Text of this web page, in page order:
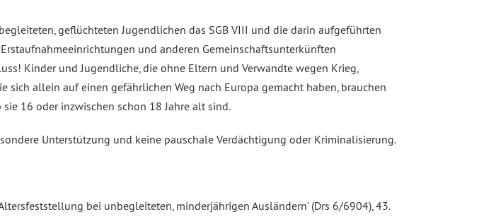
geflüchteten Jugendlichen das SGB VIII und die darin aufgeführten
und anderen Gemeinschaftsunterkünften
Kinder und Jugendliche, die ohne Eltern und Verwandte wegen Krieg,
allein auf einen gefährlichen Weg nach Europa gemacht haben, brauchen
16 oder inzwischen schon 18 Jahre alt sind.
Unterstützung und keine pauschale Verdächtigung oder Kriminalisierung.
bei unbegleiteten, minderjährigen Ausländern‘ (Drs 6/6904), 43.